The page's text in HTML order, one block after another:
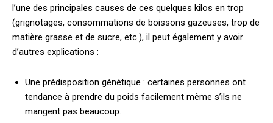
l’une des principales causes de ces quelques kilos en trop
(grignotages, consommations de boissons gazeuses, trop de
matière grasse et de sucre, etc.), il peut également y avoir
d’autres explications :
Une prédisposition génétique : certaines personnes ont
tendance à prendre du poids facilement même s’ils ne
mangent pas beaucoup.